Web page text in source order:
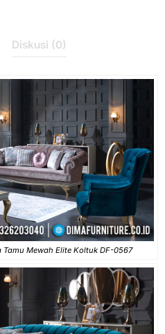
Diskusi (0)
Tamu Mewah Elite Koltuk DF-0567